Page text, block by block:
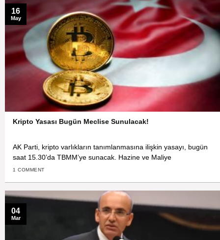
Kripto Yasası Bugün Meclise Sunulacak!
AK Parti, kripto varlıkların tanımlanmasına ilişkin yasayı, bugün
saat 15.30’da TBMM’ye sunacak. Hazine ve Maliye
1 COMMENT
16
May
04
Mar